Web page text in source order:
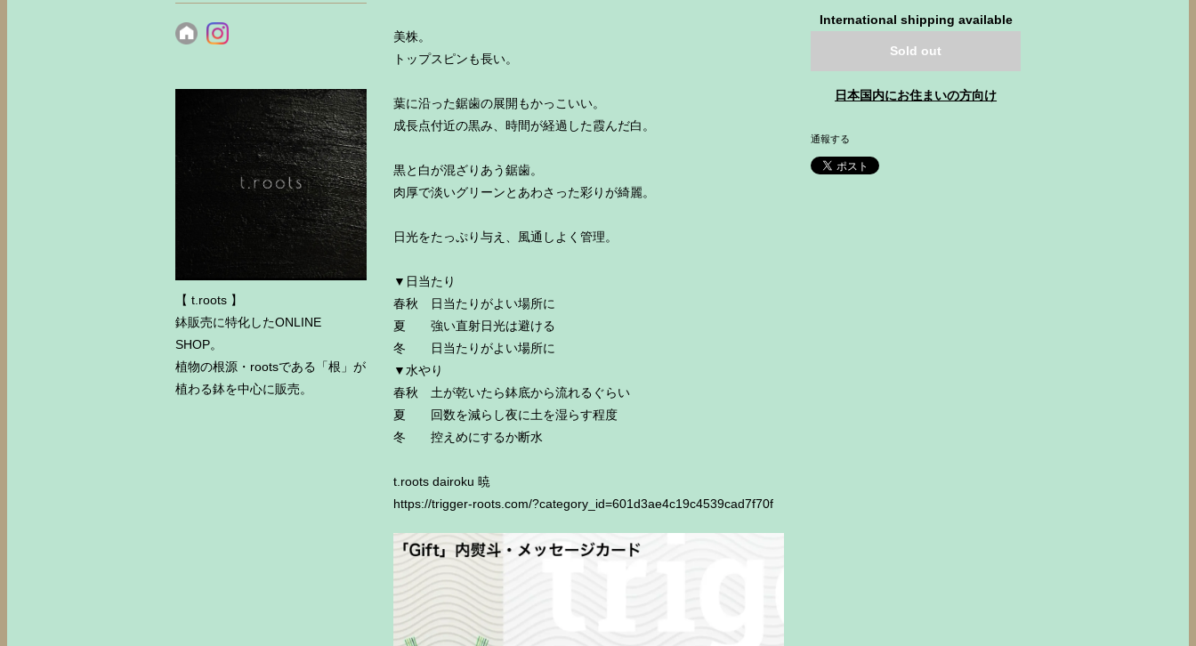
美株。
トップスピンも長い。
葉に沿った鋸歯の展開もかっこいい。
成長点付近の黒み、時間が経過した霞んだ白。
黒と白が混ざりあう鋸歯。
肉厚で淡いグリーンとあわさった彩りが綺麗。
日光をたっぷり与え、風通しよく管理。
▼日当たり
春秋 日当たりがよい場所に
夏 強い直射日光は避ける
冬 日当たりがよい場所に
▼水やり
春秋 土が乾いたら鉢底から流れるぐらい
夏 回数を減らし夜に土を湿らす程度
冬 控えめにするか断水
t.roots dairoku 暁
https://trigger-roots.com/?category_id=601d3ae4c19c4539cad7f70f
International shipping available
Sold out
日本国内にお住まいの方向け
通報する
【 t.roots 】
鉢販売に特化したONLINE
SHOP。
植物の根源・rootsである「根」が
植わる鉢を中心に販売。